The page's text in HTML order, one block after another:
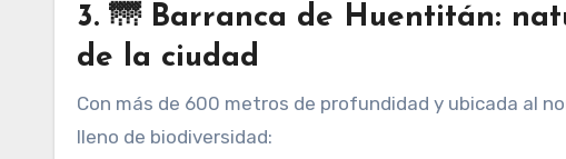
3. 🌁 Barranca de Huentitán:
de la ciudad
Con más de 600 metros de profundidad y ubicada al
lleno de biodiversidad: